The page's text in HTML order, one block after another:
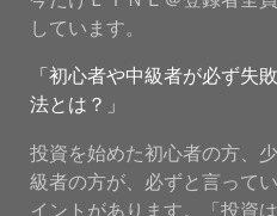
しています。
「初心者や中級者が必ず
法とは？」
投資を始めた初心者の方、
級者の方が、必ずと言って
イントがあります。「投資